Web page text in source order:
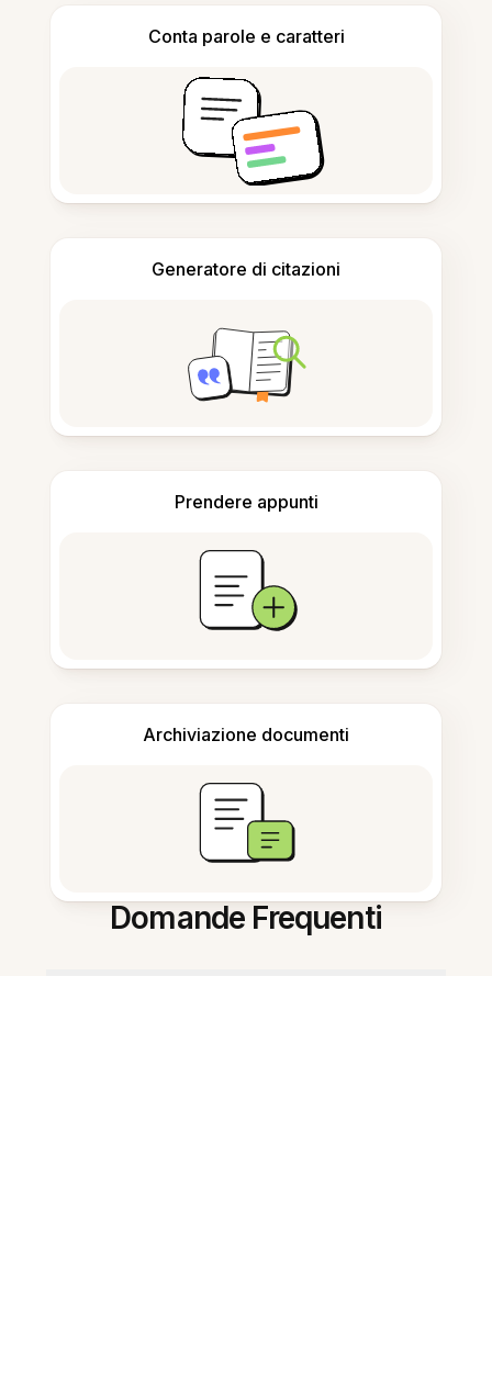
Conta parole e caratteri
Generatore di citazioni
Prendere appunti
Archiviazione documenti
Domande Frequenti